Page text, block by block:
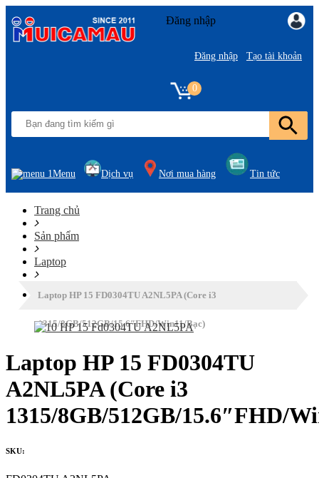
Đăng nhập
Đăng nhập Tạo tài khoản
0
Menu Dịch vụ Nơi mua hàng Tin tức
Trang chủ
Sản phẩm
Laptop
Laptop HP 15 FD0304TU A2NL5PA (Core i3
1315/8GB/512GB/15.6″FHD/Win11/Bạc)
Laptop HP 15 FD0304TU
A2NL5PA (Core i3
1315/8GB/512GB/15.6″FHD/
SKU: